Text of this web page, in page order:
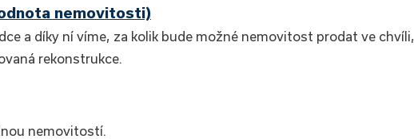
nemovitosti)
a díky ní víme, za kolik bude možné nemovitost prodat ve chvíli,
rekonstrukce.
nemovitostí.